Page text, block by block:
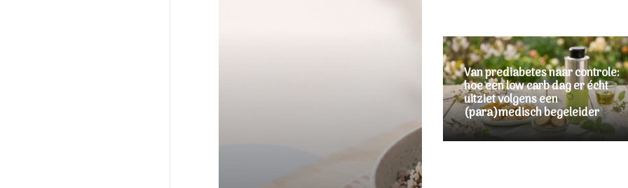
Van prediabetes naar controle:
hoe een low carb dag er écht
uitziet volgens een
(para)medisch begeleider